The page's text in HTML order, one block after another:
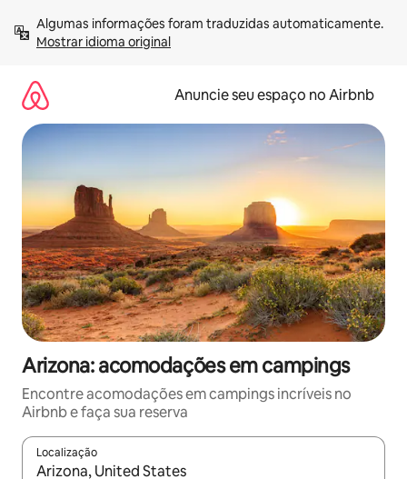
para
Mostrar idioma original
Anuncie seu espaço no Airbnb
Arizona: acomodações em campings
Encontre acomodações em campings incríveis no
Airbnb e faça sua reserva
Localização
Quando os resultados estiverem disponíveis, explore-os